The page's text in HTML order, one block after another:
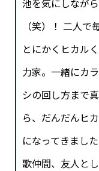
池を気にしなが
（笑）！ 二人で
とにかくヒカル
力家。一緒にカ
シの回し方まで
ら、だんだんヒ
になってきまし
歌仲間、友人と